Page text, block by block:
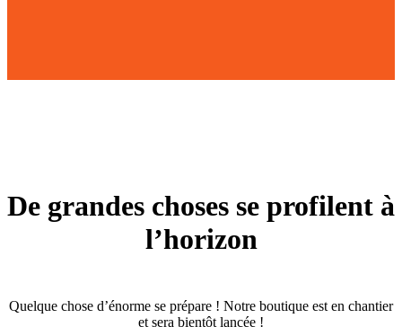
De grandes choses se profilent à
l’horizon
Quelque chose d’énorme se prépare ! Notre boutique est en chantier
et sera bientôt lancée !